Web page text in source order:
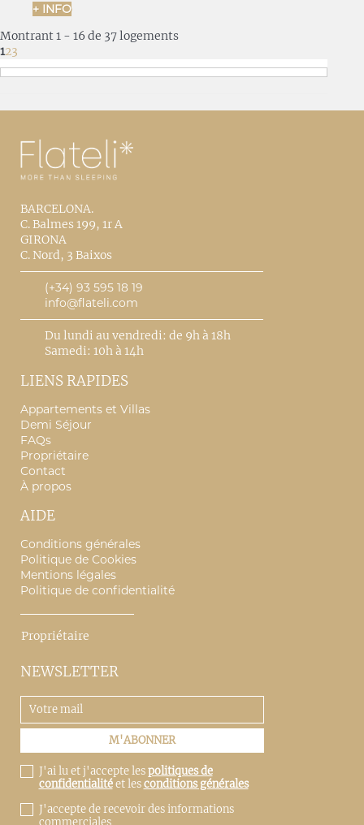
+ INFO
Montrant 1 - 16 de 37 logements
123
BARCELONA.
C. Balmes 199, 1r A
GIRONA
C. Nord, 3 Baixos
(+34) 93 595 18 19
info@flateli.com
Du lundi au vendredi: de 9h à 18h
Samedi: 10h à 14h
LIENS RAPIDES
Appartements et Villas
Demi Séjour
FAQs
Propriétaire
Contact
À propos
AIDE
Conditions générales
Politique de Cookies
Mentions légales
Politique de confidentialité
Propriétaire
NEWSLETTER
J'ai lu et j'accepte lespolitiques de
confidentialitéet lesconditions générales
J'accepte de recevoir des informations
commerciales